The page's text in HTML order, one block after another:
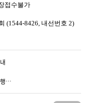
접수불가
(1544-8426, 내선번호 2)
2025 MDRT 스페셜세션 행사 안내